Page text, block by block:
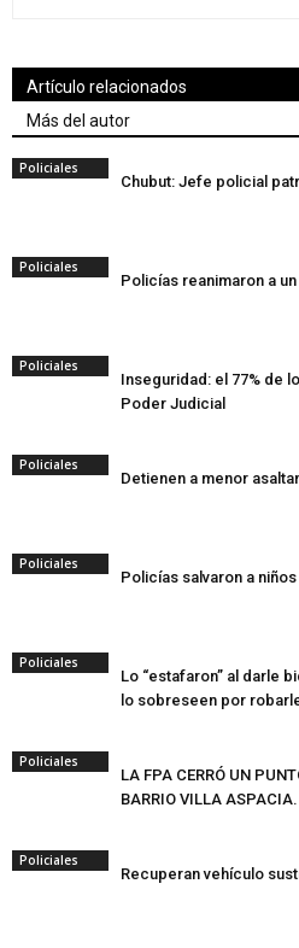
Artículo relacionados
Más del autor
Policiales
Chubut: Jefe policial
Policiales
Policías reanimaron a
Policiales
Inseguridad: el 77% de
Poder Judicial
Policiales
Detienen a menor
Policiales
Policías salvaron a
Policiales
Lo “estafaron” al darle
lo sobreseen por
Policiales
LA FPA CERRÓ UN
BARRIO VILLA
Policiales
Recuperan vehículo